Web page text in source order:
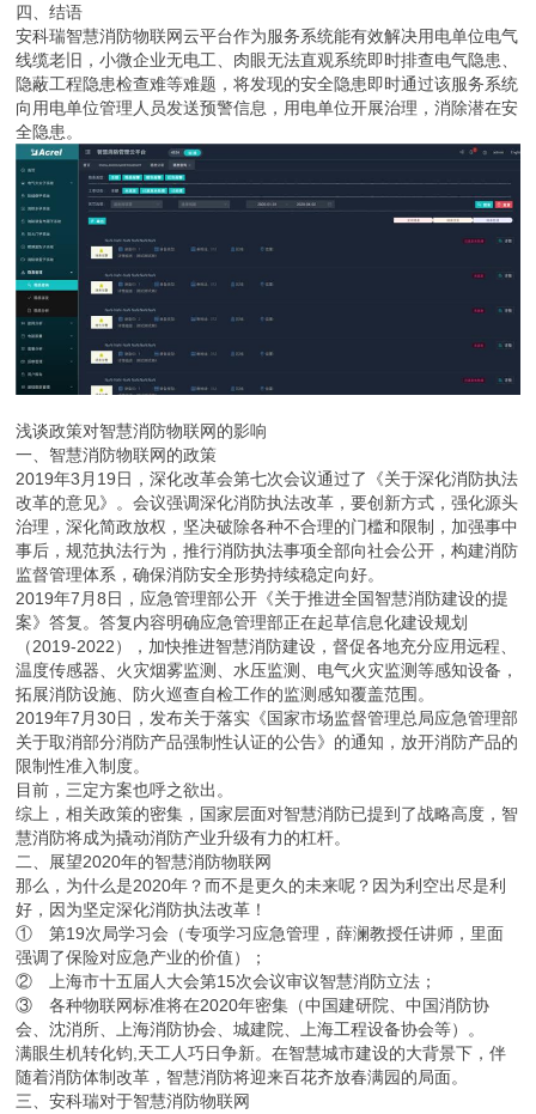
四、结语
安科瑞智慧消防物联网云平台作为服务系统能有效解决用电单位电气
线缆老旧，小微企业无电工、肉眼无法直观系统即时排查电气隐患、
隐蔽工程隐患检查难等难题，将发现的安全隐患即时通过该服务系统
向用电单位管理人员发送预警信息，用电单位开展治理，消除潜在安
全隐患。
浅谈政策对智慧消防物联网的影响
一、智慧消防物联网的政策
2019年3月19日，深化改革会第七次会议通过了《关于深化消防执法
改革的意见》。会议强调深化消防执法改革，要创新方式，强化源头
治理，深化简政放权，坚决破除各种不合理的门槛和限制，加强事中
事后，规范执法行为，推行消防执法事项全部向社会公开，构建消防
监督管理体系，确保消防安全形势持续稳定向好。
2019年7月8日，应急管理部公开《关于推进全国智慧消防建设的提
案》答复。答复内容明确应急管理部正在起草信息化建设规划
（2019-2022），加快推进智慧消防建设，督促各地充分应用远程、
温度传感器、火灾烟雾监测、水压监测、电气火灾监测等感知设备，
拓展消防设施、防火巡查自检工作的监测感知覆盖范围。
2019年7月30日，发布关于落实《国家市场监督管理总局应急管理部
关于取消部分消防产品强制性认证的公告》的通知，放开消防产品的
限制性准入制度。
目前，三定方案也呼之欲出。
综上，相关政策的密集，国家层面对智慧消防已提到了战略高度，智
慧消防将成为撬动消防产业升级有力的杠杆。
二、展望2020年的智慧消防物联网
那么，为什么是2020年？而不是更久的未来呢？因为利空出尽是利
好，因为坚定深化消防执法改革！
① 第19次局学习会（专项学习应急管理，薛澜教授任讲师，里面
强调了保险对应急产业的价值）；
② 上海市十五届人大会第15次会议审议智慧消防立法；
③ 各种物联网标准将在2020年密集（中国建研院、中国消防协
会、沈消所、上海消防协会、城建院、上海工程设备协会等）。
满眼生机转化钧,天工人巧日争新。在智慧城市建设的大背景下，伴
随着消防体制改革，智慧消防将迎来百花齐放春满园的局面。
三、安科瑞对于智慧消防物联网